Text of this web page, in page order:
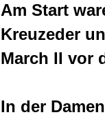
Am Start
Kreuzeder
March II vor
In der